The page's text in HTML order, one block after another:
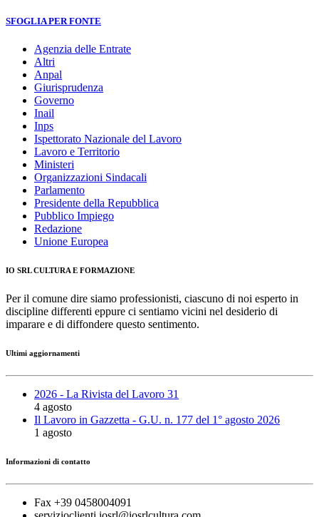
SFOGLIA PER FONTE
Agenzia delle Entrate
Altri
Anpal
Giurisprudenza
Governo
Inail
Inps
Ispettorato Nazionale del Lavoro
Lavoro e Territorio
Ministeri
Organizzazioni Sindacali
Parlamento
Presidente della Repubblica
Pubblico Impiego
Redazione
Unione Europea
IO SRL CULTURA E FORMAZIONE
Per il comune dire siamo professionisti, ciascuno di noi esperto in
discipline differenti eppure ci sentiamo vicini nel desiderio di
imparare e di diffondere questo sentimento.
Ultimi aggiornamenti
2026 - La Rivista del Lavoro 31
4 agosto
Il Lavoro in Gazzetta - G.U. n. 177 del 1° agosto 2026
1 agosto
Informazioni di contatto
Fax +39 0458004091